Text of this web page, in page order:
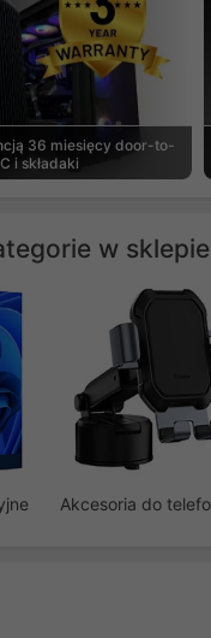
36 miesięcy door-to-
i składaki
w sklepie